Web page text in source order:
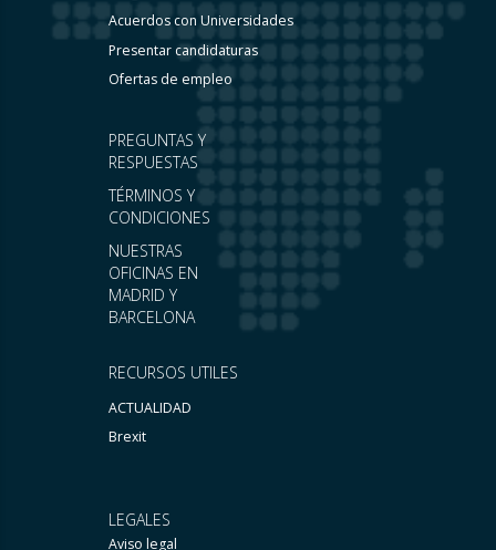
RECURSOS UTILES
ACTUALIDAD
Brexit
PREGUNTAS Y
RESPUESTAS
TÉRMINOS Y
CONDICIONES
NUESTRAS
OFICINAS EN
MADRID Y
BARCELONA
Acuerdos con Universidades
Presentar candidaturas
Ofertas de empleo
LEGALES
Aviso legal